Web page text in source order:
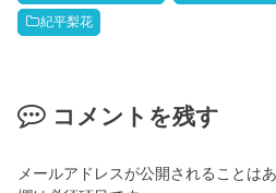
紀平梨花
コメントを残す
メールアドレスが公開されることはあ